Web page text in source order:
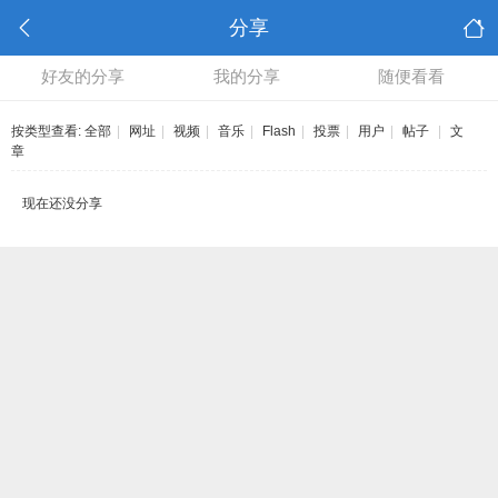
分享
好友的分享 我的分享 随便看看
按类型查看: 全部 网址 视频 音乐 Flash 投票 用户 帖子
文
章
现在还没分享